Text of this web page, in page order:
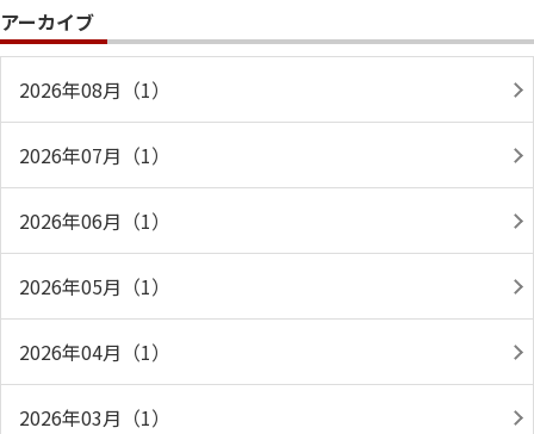
アーカイブ
2026年08月（1）
2026年07月（1）
2026年06月（1）
2026年05月（1）
2026年04月（1）
2026年03月（1）